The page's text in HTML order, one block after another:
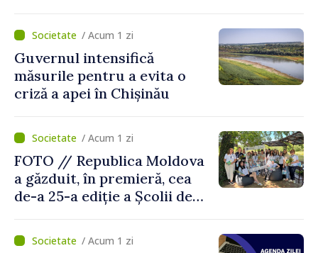
și folosirea cunoștințelor în
situații reale/ Acum 1 zi
Guvernul intensifică
măsurile pentru a evita o
criză a apei în Chișinău
/ Acum 1 zi
FOTO // Republica Moldova
a găzduit, în premieră, cea
de-a 25-a ediție a Școlii de
/ Acum 1 zi